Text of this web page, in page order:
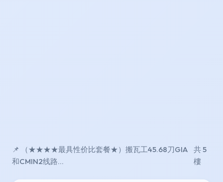
📌 （★★★★最具性价比套餐★）搬瓦工45.68刀GIA
和CMIN2线路...
共 5
樓